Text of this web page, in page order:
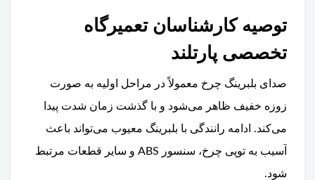
توصیه کارشناسان تعمیرگاه
تخصصی پارتلند
صدای بلبرینگ چرخ معمولاً در مراحل اولیه به صورت
زوزه خفیف ظاهر می‌شود و با گذشت زمان شدت پیدا
می‌کند. ادامه رانندگی با بلبرینگ معیوب می‌تواند باعث
آسیب به توپی چرخ، سنسور ABS و سایر قطعات مرتبط
شود.